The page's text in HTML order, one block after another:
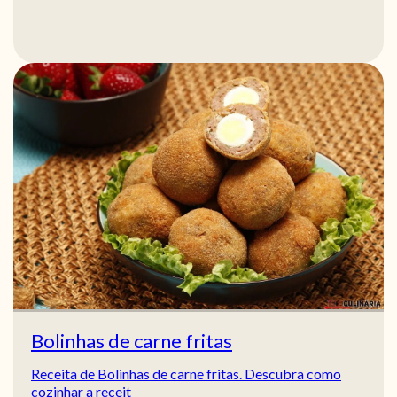
Bolinhas de carne fritas
Receita de Bolinhas de carne fritas. Descubra como
cozinhar a receit